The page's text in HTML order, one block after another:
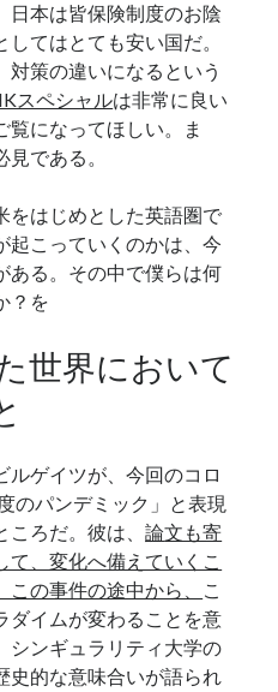
日本は皆保険制度のお陰
てはとても安い国だ。
対策の違いになるという
スペシャルは非常に良い
覧になってほしい。ま
見である。
をはじめとした英語圏で
起こっていくのかは、今
ある。その中で僕らは何
？を
世界において
ルゲイツが、今回のコロ
のパンデミック」と表現
ころだ。彼は、論文も寄
、変化へ備えていくこ
の事件の途中から、 こ
ダイムが変わることを意
シンギュラリティ大学の
史的な意味合いが語られ